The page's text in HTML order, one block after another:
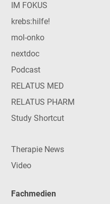
IM FOKUS
krebs:hilfe!
mol-onko
nextdoc
Podcast
RELATUS MED
RELATUS PHARM
Study Shortcut
Therapie News
Video
Fachmedien